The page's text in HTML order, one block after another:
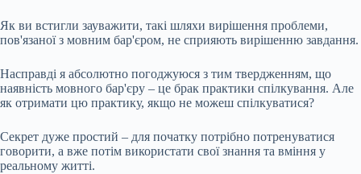
Як ви встигли зауважити, такі шляхи вирішення проблеми,
пов'язаної з мовним бар'єром, не сприяють вирішенню завдання.
Насправді я абсолютно погоджуюся з тим твердженням, що
наявність мовного бар'єру – це брак практики спілкування. Але
як отримати цю практику, якщо не можеш спілкуватися?
Секрет дуже простий – для початку потрібно потренуватися
говорити, а вже потім використати свої знання та вміння у
реальному житті.